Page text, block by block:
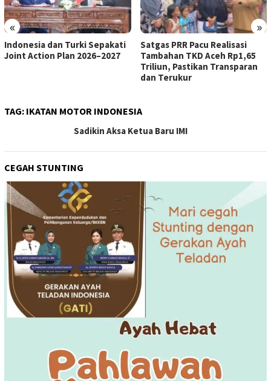
« »
Indonesia dan Turki Sepakati
Joint Action Plan 2026–2027
Satgas PRR Pacu Realisasi
Tambahan TKD Aceh Rp1,65
Triliun, Pastikan Transparan
dan Terukur
TAG: IKATAN MOTOR INDONESIA
Sadikin Aksa Ketua Baru IMI
CEGAH STUNTING